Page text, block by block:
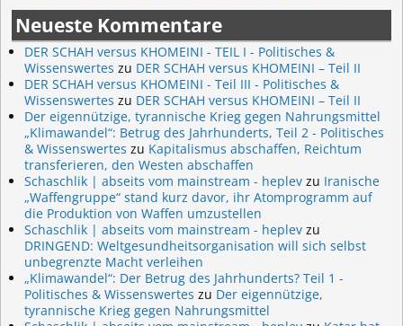
Neueste Kommentare
DER SCHAH versus KHOMEINI - TEIL I - Politisches &
Wissenswertes zu DER SCHAH versus KHOMEINI – Teil II
DER SCHAH versus KHOMEINI - Teil III - Politisches &
Wissenswertes zu DER SCHAH versus KHOMEINI – Teil II
Der eigennützige, tyrannische Krieg gegen Nahrungsmittel
„Klimawandel“: Betrug des Jahrhunderts, Teil 2 - Politisches
& Wissenswertes zu Kapitalismus abschaffen, Reichtum
transferieren, den Westen abschaffen
Schaschlik | abseits vom mainstream - heplev zu Iranische
„Waffengruppe“ stand kurz davor, ihr Atomprogramm auf
die Produktion von Waffen umzustellen
Schaschlik | abseits vom mainstream - heplev zu
DRINGEND: Weltgesundheitsorganisation will sich selbst
unbegrenzte Macht verleihen
„Klimawandel“: Der Betrug des Jahrhunderts? Teil 1 -
Politisches & Wissenswertes zu Der eigennützige,
tyrannische Krieg gegen Nahrungsmittel